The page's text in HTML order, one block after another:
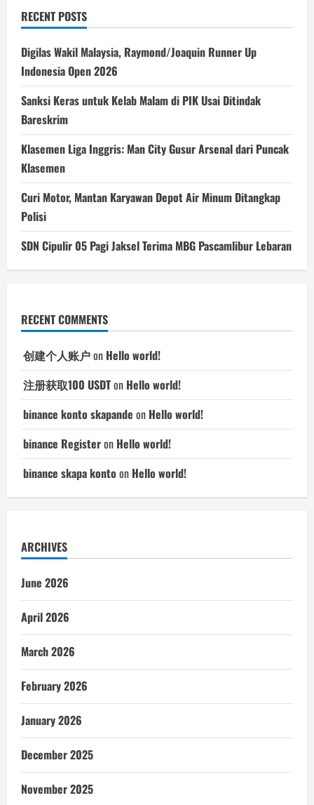
RECENT POSTS
Digilas Wakil Malaysia, Raymond/Joaquin Runner Up
Indonesia Open 2026
Sanksi Keras untuk Kelab Malam di PIK Usai Ditindak
Bareskrim
Klasemen Liga Inggris: Man City Gusur Arsenal dari Puncak
Klasemen
Curi Motor, Mantan Karyawan Depot Air Minum Ditangkap
Polisi
SDN Cipulir 05 Pagi Jaksel Terima MBG Pascamlibur Lebaran
RECENT COMMENTS
创建个人账户on Hello world!
注册获取100 USDTon Hello world!
binance konto skapande on Hello world!
binance Registeron Hello world!
binance skapa konto on Hello world!
ARCHIVES
June 2026
April 2026
March 2026
February 2026
January 2026
December 2025
November 2025